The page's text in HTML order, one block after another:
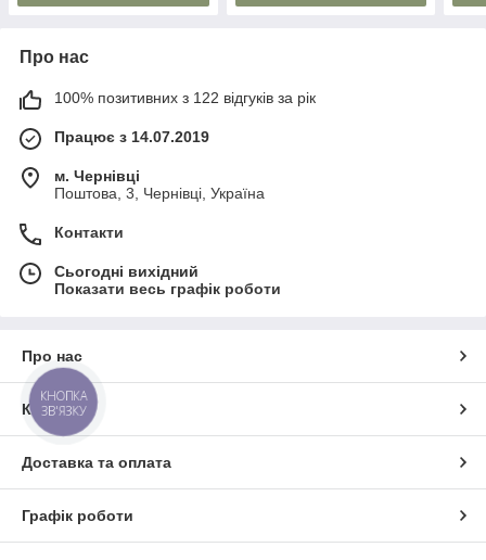
Про нас
100% позитивних з 122 відгуків за рік
Працює з 14.07.2019
м. Чернівці
Поштова, 3, Чернівці, Україна
Контакти
Сьогодні вихідний
Показати весь графік роботи
Про нас
Контакти
Доставка та оплата
Графік роботи
КНОПКА
ЗВ'ЯЗКУ